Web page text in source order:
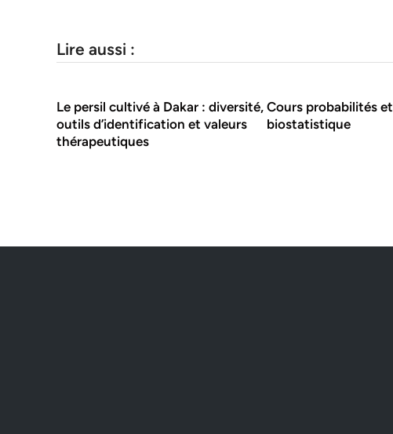
Lire aussi :
Le persil cultivé à Dakar : diversité,
outils d’identification et valeurs
thérapeutiques
Cours probabilités et
biostatistique